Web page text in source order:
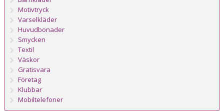
Motivtryck
Varselkläder
Huvudbonader
Smycken
Textil
Väskor
Gratisvara
Företag
Klubbar
Mobiltelefoner